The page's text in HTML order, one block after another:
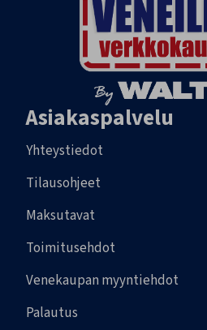
Asiakaspalvelu
Yhteystiedot
Tilausohjeet
Maksutavat
Toimitusehdot
Venekaupan myyntiehdot
Palautus